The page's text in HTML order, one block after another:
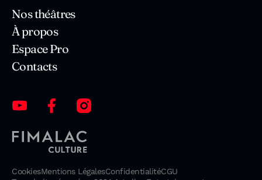
Nos théâtres
À propos
Espace Pro
Contacts
CookiesMentions LégalesConfidentialitéCGU